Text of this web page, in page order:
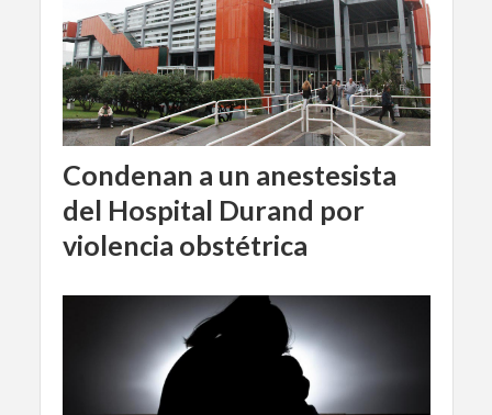
Condenan a un anestesista
del Hospital Durand por
violencia obstétrica